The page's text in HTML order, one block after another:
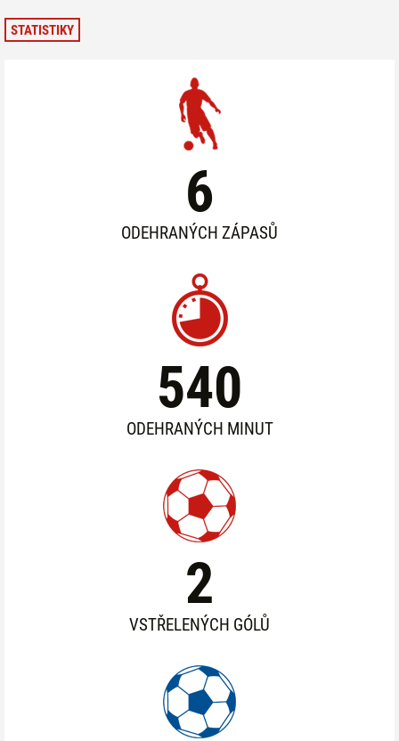
STATISTIKY
6
ODEHRANÝCH ZÁPASŮ
540
ODEHRANÝCH MINUT
2
VSTŘELENÝCH GÓLŮ